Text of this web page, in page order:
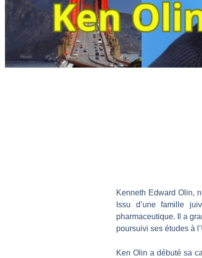
Kenneth Edward Olin,
Issu d’une famille
pharmaceutique. Il a
poursuivi ses études à
Ken Olin a débuté sa